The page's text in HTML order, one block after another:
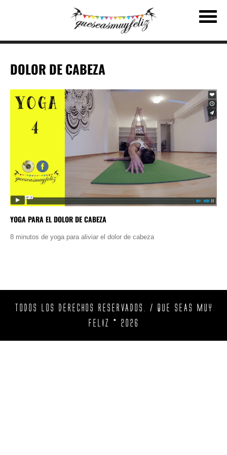
DOLOR DE CABEZA
YOGA PARA EL DOLOR DE CABEZA
8 minutos de yoga para aliviar el dolor de cabeza
TODOS LOS DERECHOS RESERVADOS. / QUE SEAS MUY
FELIZ © 2026